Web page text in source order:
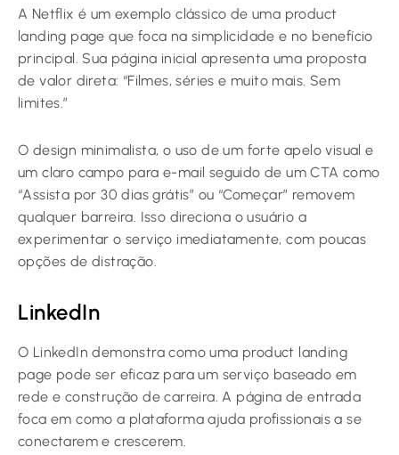
A Netflix é um exemplo clássico de uma product
landing page que foca na simplicidade e no benefício
principal. Sua página inicial apresenta uma proposta
de valor direta: “Filmes, séries e muito mais. Sem
limites.”
O design minimalista, o uso de um forte apelo visual e
um claro campo para e-mail seguido de um CTA como
“Assista por 30 dias grátis” ou “Começar” removem
qualquer barreira. Isso direciona o usuário a
experimentar o serviço imediatamente, com poucas
opções de distração.
LinkedIn
O LinkedIn demonstra como uma product landing
page pode ser eficaz para um serviço baseado em
rede e construção de carreira. A página de entrada
foca em como a plataforma ajuda profissionais a se
conectarem e crescerem.